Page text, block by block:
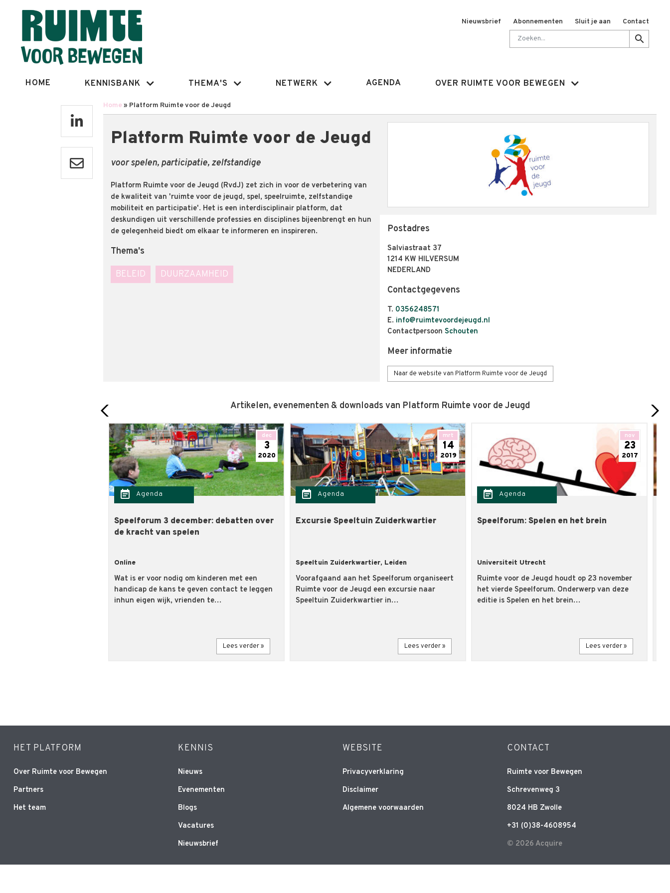
inhoud
Nieuwsbrief Abonnementen Sluit je aan
Contact
Zoeken
search
Hoofdnavigatie
HOME KENNISBANK THEMA'S NETWERK AGENDA OVER RUIMTE VOOR BEWEGEN
Home Platform Ruimte voor de Jeugd
Platform Ruimte voor de Jeugd
voor spelen, participatie, zelfstandige
Platform Ruimte voor de Jeugd (RvdJ) zet zich in voor de verbetering van
de kwaliteit van 'ruimte voor de jeugd, spel, speelruimte, zelfstandige
mobiliteit en participatie'. Het is een interdisciplinair platform, dat
deskundigen uit verschillende professies en disciplines bijeenbrengt en hun
de gelegenheid biedt om elkaar te informeren en inspireren.
Thema's
BELEID
DUURZAAMHEID
Postadres
Salviastraat 37
1214 KW HILVERSUM
NEDERLAND
Contactgegevens
T. 0356248571
E. info@ruimtevoordejeugd.nl
Contactpersoon Schouten
Meer informatie
Naar de website van Platform Ruimte voor de Jeugd
Artikelen, evenementen & downloads van Platform Ruimte voor de Jeugd
dec
3
2020
event_note Agenda
Speelforum 3 december: debatten over
de kracht van spelen
Online
Wat is er voor nodig om kinderen met een
handicap de kans te geven contact te leggen
inhun eigen wijk, vrienden te…
Lees verder »
mrt
14
2019
event_note Agenda
Excursie Speeltuin Zuiderkwartier
Speeltuin Zuiderkwartier, Leiden
Voorafgaand aan het Speelforum organiseert
Ruimte voor de Jeugd een excursie naar
Speeltuin Zuiderkwartier in…
Lees verder »
nov
23
2017
event_note Agenda
Speelforum: Spelen en het brein
Universiteit Utrecht
Ruimte voor de Jeugd houdt op 23 november
het vierde Speelforum. Onderwerp van deze
editie is Spelen en het brein…
Lees verder »
HET PLATFORM
Over Ruimte voor Bewegen
Partners
Het team
KENNIS
Nieuws
Evenementen
Blogs
Vacatures
Nieuwsbrief
WEBSITE
Privacyverklaring
Disclaimer
Algemene voorwaarden
CONTACT
Ruimte voor Bewegen
Schrevenweg 3
8024 HB Zwolle
+31 (0)38-4608954
© 2026 Acquire